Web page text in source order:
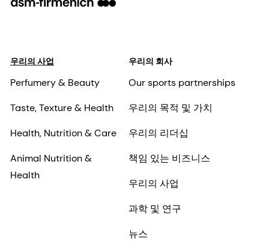
우리의 사업
Perfumery & Beauty
Taste, Texture & Health
Health, Nutrition & Care
Animal Nutrition &
Health
우리의 회사
Our sports partnerships
우리의 목적 및 가치
우리의 리더십
책임 있는 비즈니스
우리의 사업
과학 및 연구
뉴스